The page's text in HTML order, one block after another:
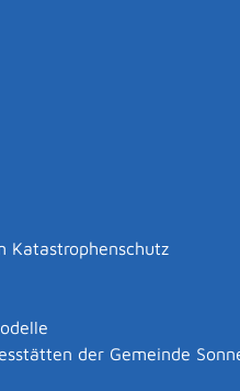
Katastrophenschutz
der Gemeinde
1894 e. V.
Zurück zur Suche